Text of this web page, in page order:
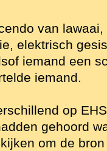
van
elektrisch
iemand een
iemand.
op
gehoord
om de